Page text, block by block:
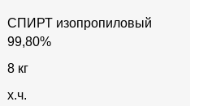
СПИРТ изопропиловый
99,80%
8 кг
х.ч.